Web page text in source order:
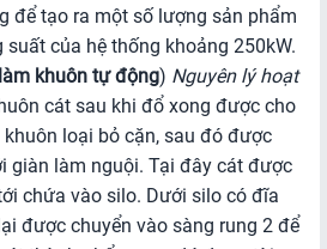
để tạo ra một số lượng sản phẩm
của hệ thống khoảng 250kW.
khuôn tự động) Nguyên lý hoạt
cát sau khi đổ xong được cho
loại bỏ cặn, sau đó được
giàn làm nguội. Tại đây cát được
chứa vào silo. Dưới silo có đĩa
được chuyển vào sàng rung 2 để